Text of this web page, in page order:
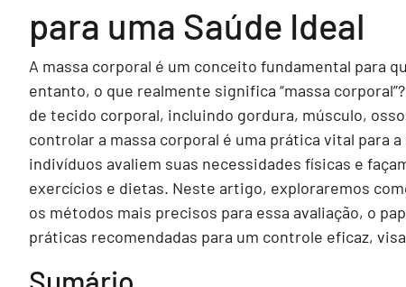
para uma Saúde Ideal
A massa corporal é um conceito fundamental para
entanto, o que realmente significa “massa
de tecido corporal, incluindo gordura, músculo,
controlar a massa corporal é uma prática vital para
indivíduos avaliem suas necessidades físicas e
exercícios e dietas. Neste artigo, exploraremos
os métodos mais precisos para essa avaliação, o
práticas recomendadas para um controle eficaz,